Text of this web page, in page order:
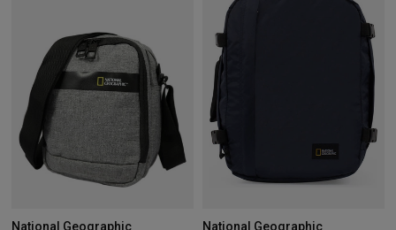
National Geographic
National Geographic